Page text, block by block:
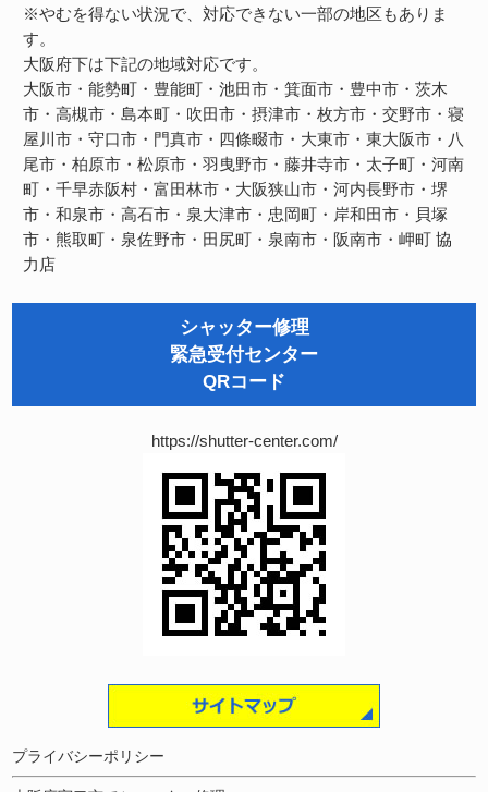
※やむを得ない状況で、対応できない一部の地区もありま
す。
大阪府下は下記の地域対応です。
大阪市・能勢町・豊能町・池田市・箕面市・豊中市・茨木
市・高槻市・島本町・吹田市・摂津市・枚方市・交野市・寝
屋川市・守口市・門真市・四條畷市・大東市・東大阪市・八
尾市・柏原市・松原市・羽曳野市・藤井寺市・太子町・河南
町・千早赤阪村・富田林市・大阪狭山市・河内長野市・堺
市・和泉市・高石市・泉大津市・忠岡町・岸和田市・貝塚
市・熊取町・泉佐野市・田尻町・泉南市・阪南市・岬町協
力店
シャッター修理
緊急受付センター
QRコード
https://shutter-center.com/
プライバシーポリシー